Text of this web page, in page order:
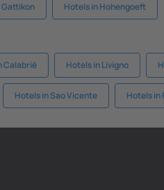
Gattikon Hotels in Hohengoeft
Calabrië Hotels in Livigno
Hotels in Sao Vicente Hotels in